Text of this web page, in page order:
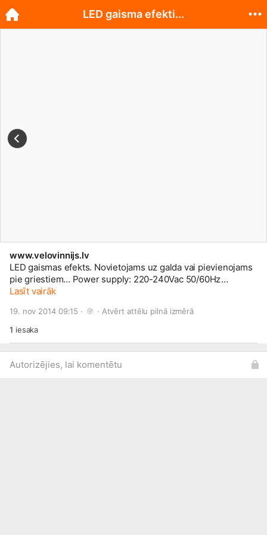
www.velovinnijs.lv
LED gaismas efekts. Novietojams uz galda vai pievienojams
pie griestiem... Power supply: 220-240Vac 50/60Hz
Consumption: 15W Light source: Astro: 3 x RGB LEDs of 3W,
Weight: 0.28 kg 2 operating modes: Auto Cena: 31,00 euro
Lasīt vairāk
19. nov 2014 09:15 · · Atvērt attēlu pilnā izmērā
1 iesaka
Autorizējies, lai komentētu
LED gaisma efekti...